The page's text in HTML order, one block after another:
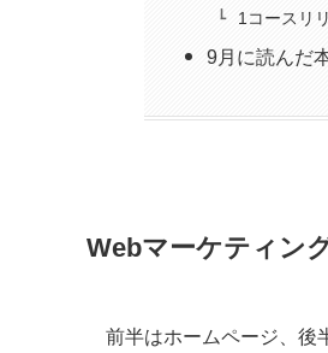
1コースリ
9月に読んだ
Webマーケティン
前半はホームページ、後